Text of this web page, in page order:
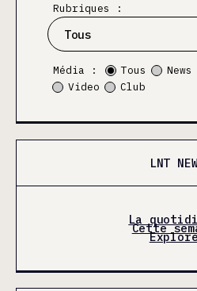
Rubriques :
Média : Tous News
Video
Club
LNT
La
Cette